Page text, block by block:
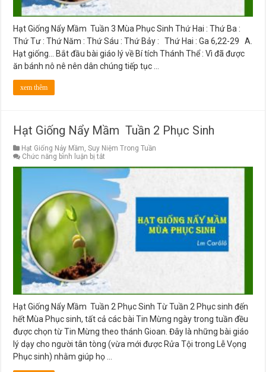
Hạt Giống Nẩy Mầm Tuần 3 Mùa Phục Sinh Thứ Hai : Thứ Ba :
Thứ Tư : Thứ Năm : Thứ Sáu : Thứ Bảy : Thứ Hai : Ga 6,22-29 A.
Hạt giống… Bắt đầu bài giáo lý về Bí tích Thánh Thể : Vì đã được
ăn bánh nô nê nên dân chúng tiếp tục …
xem thêm
Hạt Giống Nẩy Mầm Tuần 2 Phục Sinh
Hạt Giống Nảy Mầm,Suy Niệm Trong Tuần
Chức năng bình luận bị tắt
Giống
Nẩy
Mầm
Tuần
2
Phục
Sinh
Hạt Giống Nẩy Mầm Tuần 2 Phục Sinh Từ Tuần 2 Phục sinh đến
hết Mùa Phục sinh, tất cả các bài Tin Mừng ngày trong tuần đều
được chọn từ Tin Mừng theo thánh Gioan. Đây là những bài giáo
lý dạy cho người tân tòng (vừa mới được Rửa Tội trong Lễ Vọng
Phục sinh) nhằm giúp họ …